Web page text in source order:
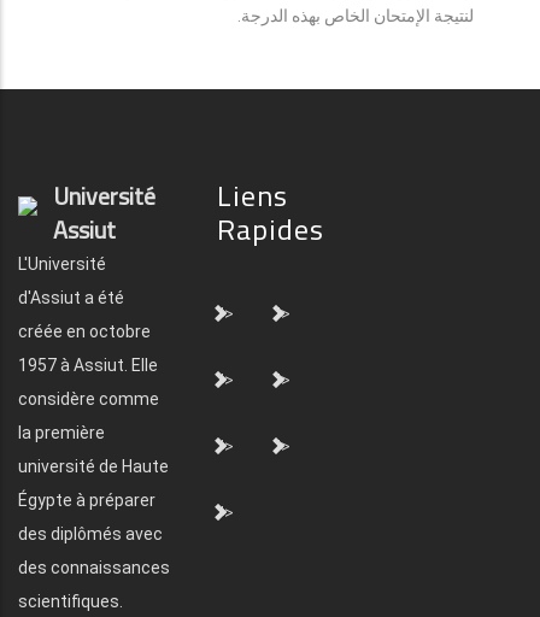
لنتيجة الإمتحان الخاص بهذه الدرجة.
Université
Assiut
L'Université
d'Assiut a été
créée en octobre
1957 à Assiut. Elle
considère comme
la première
université de Haute
Égypte à préparer
des diplômés avec
des connaissances
scientifiques.
Liens
Rapides
"> ">
"> ">
"> ">
">